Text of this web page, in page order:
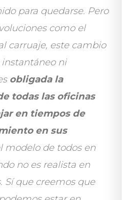
para quedarse. Pero
como el
carruaje, este cambio
instantáneo ni
obligada la
todas las oficinas
en tiempos de
en sus
modelo de todos en
no es realista en
Sí que creemos que